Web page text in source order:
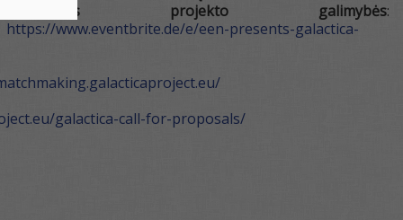
pristatytos projekto galimybės:
https://www.eventbrite.de/e/een-presents-galactica-
galactica-call-for-proposals/